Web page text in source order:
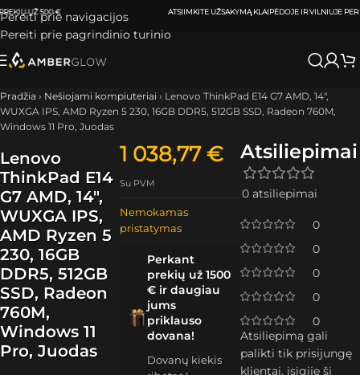
Pereiti prie navigacijos
Pereiti prie pagrindinio turinio
ATSIIMKITE UŽSAKYMĄ KLAIPĖDOJE IR VILNIUJEPER0-3 DARBO DIENAS.
Pradžia › Nešiojami kompiuteriai › Lenovo ThinkPad E14 G7 AMD, 14″,
WUXGA IPS, AMD Ryzen 5 230, 16GB DDR5, 512GB SSD, Radeon 760M,
Windows 11 Pro, Juodas
Lenovo
ThinkPad E14
G7 AMD, 14″,
WUXGA IPS,
AMD Ryzen 5
230, 16GB
DDR5, 512GB
SSD, Radeon
760M,
Windows 11
Pro, Juodas
1 038,77€
Su PVM
Nemokamas
pristatymas
Perkant
prekių už 1500
€ ir daugiau
jums
priklauso
dovana!
Dovanų kiekis
Atsiliepimai
0 atsiliepimai
0
0
0
0
0
Atsiliepimą gali
palikti tik prisijungę
klientai, įsigiję šį